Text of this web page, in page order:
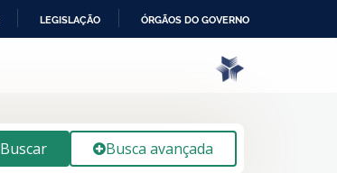
LEGISLAÇÃO ÓRGÃOS DO GOVERNO
Buscar Busca avançada